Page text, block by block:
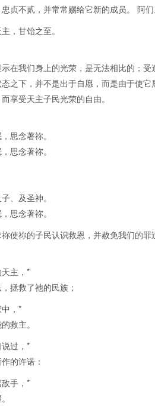
贞不贰，并常常赐给它新的成员。 阿
，甘饴之至。
在我们身上的光荣，是无法相比的；
之下，并不是出于自愿，而是由于使
享受天主子民光荣的自由。
思念著祢。
思念著祢。
、及圣神。
思念著祢。
使祢的子民认识救恩，并赦免我们的罪
主，*
拯救了祂的民族；
，*
救主。
过，*
的许诺：
手，*